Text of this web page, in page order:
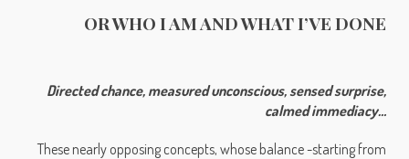
OR WHO I AM AND WHAT I’VE DONE
Directed chance, measured unconscious, sensed surprise,
calmed immediacy…
These nearly opposing concepts, whose balance -starting from